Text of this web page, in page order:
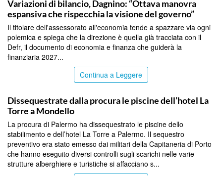
Variazioni di bilancio, Dagnino: “Ottava manovra
espansiva che rispecchia la visione del governo”
Il titolare dell'assessorato all'economia tende a spazzare via ogni
polemica e spiega che la direzione è quella già tracciata con il
Defr, il documento di economia e finanza che guiderà la
finanziaria 2027...
Continua a Leggere
Dissequestrate dalla procura le piscine dell’hotel La
Torre a Mondello
La procura di Palermo ha dissequestrato le piscine dello
stabilimento e dell’hotel La Torre a Palermo. Il sequestro
preventivo era stato emesso dai militari della Capitaneria di Porto
che hanno eseguito diversi controlli sugli scarichi nelle varie
strutture alberghiere e turistiche si affacciano s...